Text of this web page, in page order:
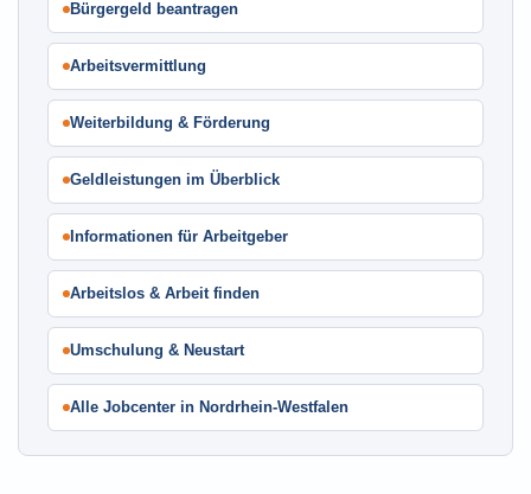
Bürgergeld beantragen
Arbeitsvermittlung
Weiterbildung & Förderung
Geldleistungen im Überblick
Informationen für Arbeitgeber
Arbeitslos & Arbeit finden
Umschulung & Neustart
Alle Jobcenter in Nordrhein-Westfalen